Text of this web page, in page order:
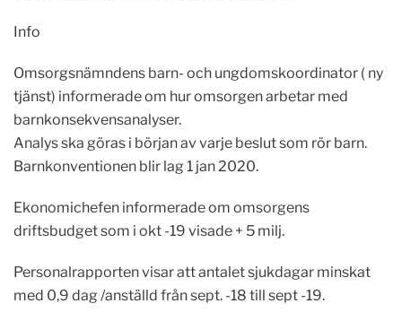
Info
Omsorgsnämndens barn- och ungdomskoordinator ( ny
tjänst) informerade om hur omsorgen arbetar med
barnkonsekvensanalyser.
Analys ska göras i början av varje beslut som rör barn.
Barnkonventionen blir lag 1 jan 2020.
Ekonomichefen informerade om omsorgens
driftsbudget som i okt -19 visade + 5 milj.
Personalrapporten visar att antalet sjukdagar minskat
med 0,9 dag /anställd från sept. -18 till sept -19.